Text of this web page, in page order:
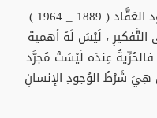
كانَ الكاتبُ المِصْرِيُّ عباس محمود العَقَّاد ( 1889 _ 1964 )
، لَيْسَ لَهُ أهمية
عِندَه لَيْسَتْ مُجرَّد
شَرْطُ الوُجودِ الإنسانِ